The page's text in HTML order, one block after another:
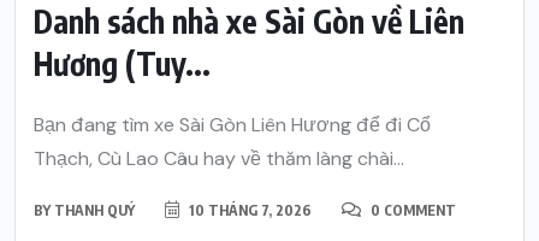
Danh sách nhà xe Sài Gòn về Liên
Hương (Tuy...
Bạn đang tìm xe Sài Gòn Liên Hương để đi Cổ
Thạch, Cù Lao Câu hay về thăm làng chài...
BY THANH QUÝ 10 THÁNG 7, 2026 0 COMMENT